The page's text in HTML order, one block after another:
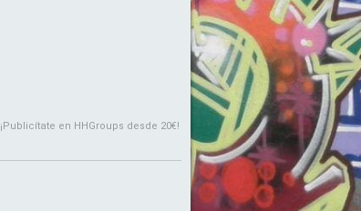
¡Publicítate en HHGroups desde 20€!